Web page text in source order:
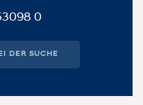
0
DER SUCHE